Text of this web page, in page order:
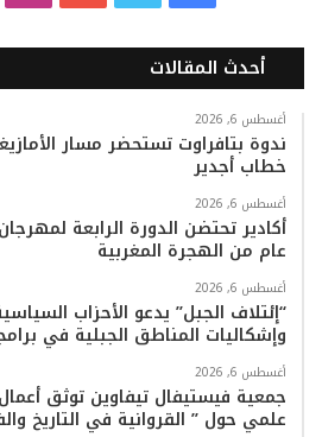
س
ك
ي
ت
ت
ي
ب
س
ر
م
أحدث المقالات
أغسطس 6, 2026
ندوة بتافراوت تستحضر مسار
خطاب أجدير
أغسطس 6, 2026
عام من الهجرة المغربية
أغسطس 6, 2026
“إئتلاف الجبل” يدعو الأحزاب
وإشكاليات المناطق الجبلية في
أغسطس 6, 2026
جمعية فيستيفال تيفاوين توثق
علمي حول ” القروانية في التاريخ